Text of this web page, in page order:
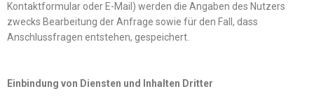
Kontaktformular oder E-Mail) werden die Angaben des Nutzers
zwecks Bearbeitung der Anfrage sowie für den Fall, dass
Anschlussfragen entstehen, gespeichert.
Einbindung von Diensten und Inhalten Dritter